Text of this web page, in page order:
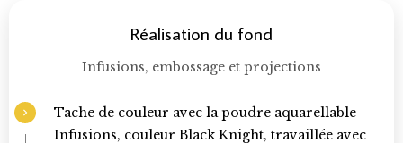
Réalisation du fond
Infusions, embossage et projections
Tache de couleur avec la poudre aquarellable
Infusions, couleur Black Knight, travaillée avec